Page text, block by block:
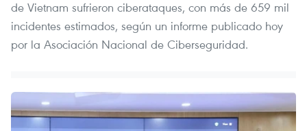
de Vietnam sufrieron ciberataques, con más de 659 mil
incidentes estimados, según un informe publicado hoy
por la Asociación Nacional de Ciberseguridad.